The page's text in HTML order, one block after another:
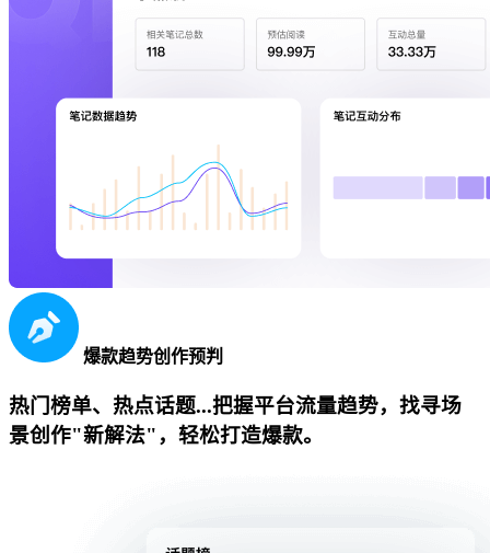
爆款趋势创作预判
热门榜单、热点话题...把握平台流量趋势，找寻场
景创作"新解法"，轻松打造爆款。